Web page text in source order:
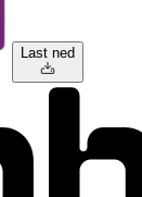
Last ned